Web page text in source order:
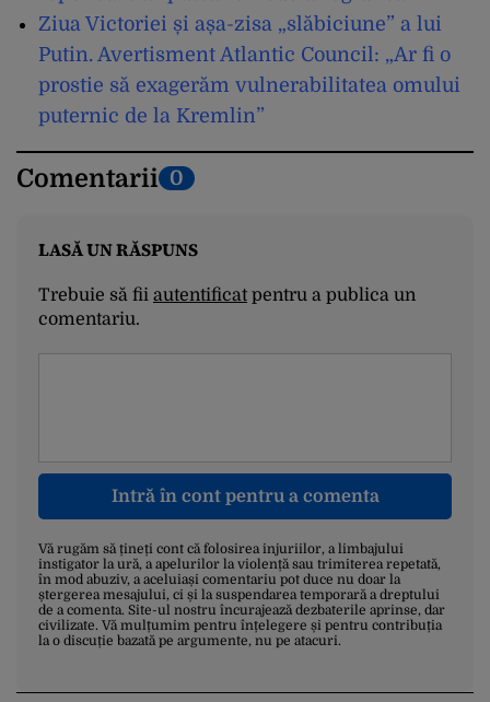
Ziua Victoriei și așa-zisa „slăbiciune” a lui
Putin. Avertisment Atlantic Council: „Ar fi o
prostie să exagerăm vulnerabilitatea omului
puternic de la Kremlin”
Comentarii 0
LASĂ UN RĂSPUNS
Trebuie să fii autentificatpentru a publica un
comentariu.
Intră în cont pentru a comenta
Vă rugăm să țineți cont că folosirea injuriilor, a limbajului
instigator la ură, a apelurilor la violență sau trimiterea repetată,
în mod abuziv, a aceluiași comentariu pot duce nu doar la
ștergerea mesajului, ci și la suspendarea temporară a dreptului
de a comenta. Site-ul nostru încurajează dezbaterile aprinse, dar
civilizate. Vă mulțumim pentru înțelegere și pentru contribuția
la o discuție bazată pe argumente, nu pe atacuri.